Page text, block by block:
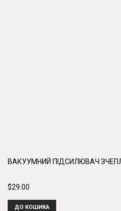
ВАКУУМНИЙ ПІДСИЛЮВАЧ
$29.00
ДО КОШИКА